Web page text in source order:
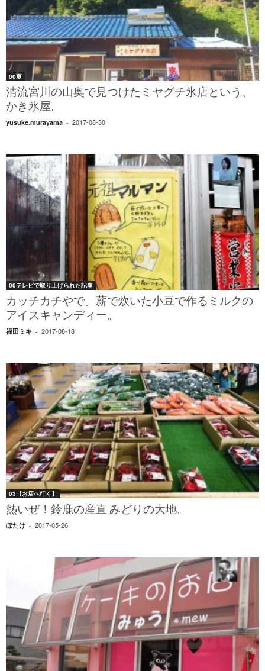
00夏
清流宮川の山奥で見つけたミヤグチ氷店という、
かき氷屋。
yusuke.murayama - 2017-08-30
00テレビで取り上げられた記事
カッチカチやで。薪で炊いた小豆で作るミルクの
アイスキャンディー。
福田ミキ - 2017-08-18
03【お店へ行く】
熱いぜ！鈴鹿の産直 みどりの大地。
ぽたけ - 2017-05-26